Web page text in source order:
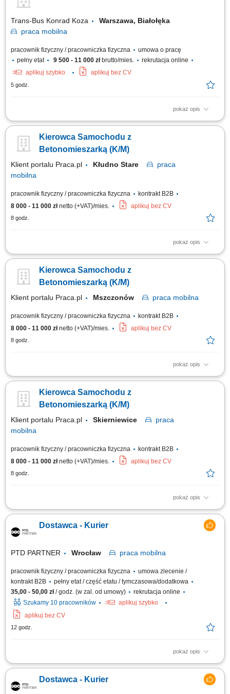
pracy przez tachograf. Odpowiadasz za fizyczny wydanie towaru klientowi
Trans-Bus Konrad Koza
Warszawa, Białołęka
praca mobilna
pracownik fizyczny / pracowniczka fizyczna
umowa o pracę
pełny etat
9 500 - 11 000 złbrutto/mies.
rekrutacja online
aplikuj szybko
aplikuj bez CV
5 godz.
pokaż opis
Realizacja transportów pojazdem chłodnią na terenie kraju; Terminowa
Sporadyczne rozładunki przez kierowcę (w zależności od zlecenia)
Prawidłowe zabezpieczenie przewożonego ładunku; Codzienna obsługa
Kierowca Samochodu z
Betonomieszarką (K/M)
Klient portalu Praca.pl Kłudno Stare
praca
mobilna
pracownik fizyczny / pracowniczka fizyczna
kontrakt B2B
8 000 - 11 000 złnetto (+VAT)/mies. aplikuj bez CV
8 godz.
pokaż opis
Prowadzenie betonomieszarki i realizacja transportu zgodnie z
na place budowy. Kontrola stanu technicznego pojazdu oraz dbałość o
jego sprawność i estetykę. Przestrzeganie przepisów ruchu drogowego
Kierowca Samochodu z
Betonomieszarką (K/M)
Klient portalu Praca.pl Mszczonów praca mobilna
pracownik fizyczny / pracowniczka fizyczna
kontrakt B2B
8 000 - 11 000 złnetto (+VAT)/mies. aplikuj bez CV
8 godz.
pokaż opis
Prowadzenie betonomieszarki i realizacja transportu zgodnie z
na place budowy. Kontrola stanu technicznego pojazdu oraz dbałość o
jego sprawność i estetykę. Przestrzeganie przepisów ruchu drogowego
Kierowca Samochodu z
Betonomieszarką (K/M)
Klient portalu Praca.pl Skierniewice
praca
mobilna
pracownik fizyczny / pracowniczka fizyczna
kontrakt B2B
8 000 - 11 000 złnetto (+VAT)/mies. aplikuj bez CV
8 godz.
pokaż opis
Prowadzenie betonomieszarki i realizacja transportu zgodnie z
harmonogramem. Bezpieczny przewóz mieszanki betonowej do klientów i
na place budowy. Kontrola stanu technicznego pojazdu oraz dbałość o
jego sprawność i estetykę. Przestrzeganie przepisów ruchu drogowego
Dostawca - Kurier
PTD PARTNER Wrocław praca mobilna
pracownik fizyczny / pracowniczka fizyczna
umowa zlecenie /
kontrakt B2B
pełny etat / część etatu / tymczasowa/dodatkowa
35,00 - 50,00 zł/ godz. (w zal. od umowy)
rekrutacja online
Szukamy 10 pracowników
aplikuj szybko
aplikuj bez CV
12 godz.
pokaż opis
Zakres obowiązków Odbieranie i dostarczanie posiłków/zakupów;
Utrzymywanie dobrych relacji z klientami;
Dostawca - Kurier